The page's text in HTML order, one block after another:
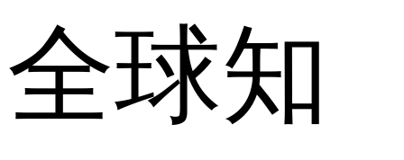
全球知